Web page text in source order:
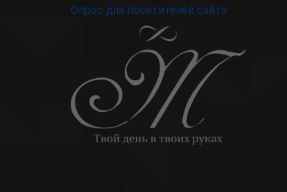
Опрос для посетителей сайта